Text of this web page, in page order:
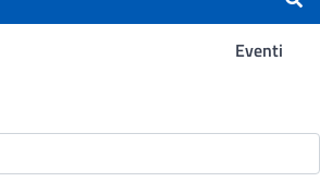
Eventi
Ricerca -